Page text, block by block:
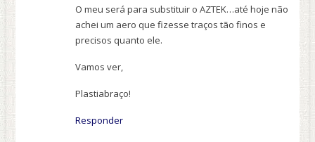
O meu será para substituir o AZTEK…até hoje não
achei um aero que fizesse traços tão finos e
precisos quanto ele.
Vamos ver,
Plastiabraço!
Responder